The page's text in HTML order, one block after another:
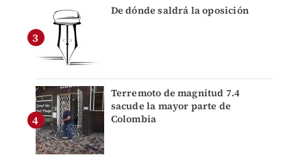
De dónde saldrá la oposición
Terremoto de magnitud 7.4
sacude la mayor parte de
Colombia